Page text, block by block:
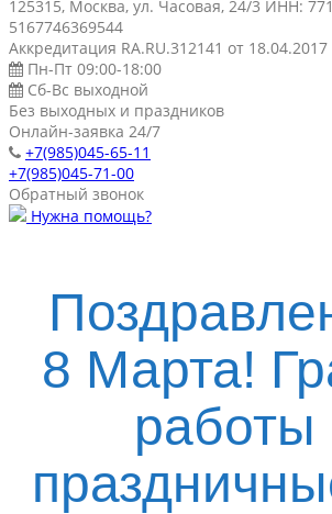
125315, Москва, ул. Часовая, 24/3 ИНН:
5167746369544
Аккредитация RA.RU.312141 от 18.04.2017
Пн-Пт 09:00-18:00
Сб-Вс выходной
Без выходных и праздников
Онлайн-заявка 24/7
+7(985)045-65-11
+7(985)045-71-00
Обратный звонок
Нужна помощь?
8 Марта!
работы